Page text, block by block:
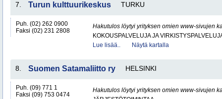
7. Turun kulttuurikeskus TURKU
Puh. (02) 262 0900
Faksi (02) 231 2808
Hakutulos löytyi yrityksen omien www-sivujen
KOKOUSPALVELUJA JA
Lue lisää..
Näytä kartalla
8. Suomen Satamaliitto ry HELSINKI
Puh. (09) 771 1
Faksi (09) 753 0474
Hakutulos löytyi yrityksen omien www-sivujen